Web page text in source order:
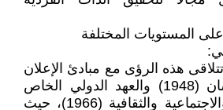
المستويات المختلفة
هذه الرؤى مع مبادئ الإعلان
العالمي لحقوق الإنسان (1948) والعهد الدولي الخاص
بالحقوق الاقتصادية والاجتماعية والثقافية (1966)، حيث